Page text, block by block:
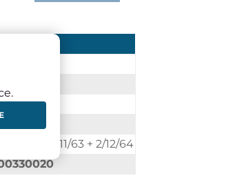
2,5 mm
mm
10/60 + 2/11/63 + 2/12/64